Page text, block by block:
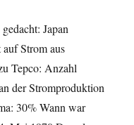
Japan
Strom aus
Tepco: Anzahl
der Stromproduktion
30% Wann war